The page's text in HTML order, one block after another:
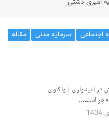
اجتماعی سرمایه مدنی مقاله
در امیدواری | واکاوی
در است...